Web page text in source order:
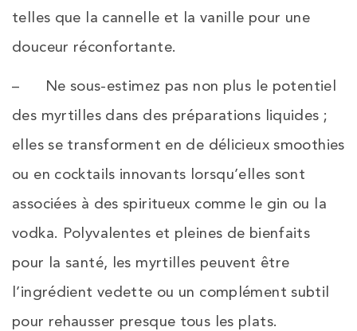
telles que la cannelle et la vanille pour une
douceur réconfortante.
– Ne sous-estimez pas non plus le potentiel
des myrtilles dans des préparations liquides ;
elles se transforment en de délicieux smoothies
ou en cocktails innovants lorsqu’elles sont
associées à des spiritueux comme le gin ou la
vodka. Polyvalentes et pleines de bienfaits
pour la santé, les myrtilles peuvent être
l’ingrédient vedette ou un complément subtil
pour rehausser presque tous les plats.